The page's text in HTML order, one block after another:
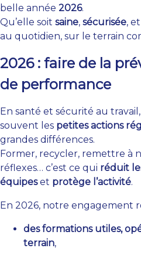
belle année 2026.
Qu’elle soit saine, sécurisée,
au quotidien, sur le terrain
2026 : faire de la
de performance
En santé et sécurité au
souvent les petites actions
grandes différences.
Former, recycler, remettre à
réflexes… c’est ce qui réduit
équipeset protège l’activité.
En 2026, notre engagement
des formations utiles,
terrain,